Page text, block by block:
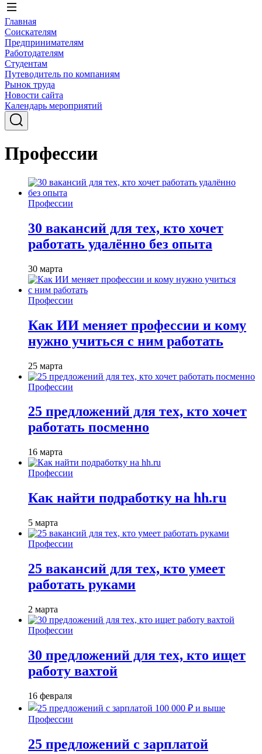
Главная
Соискателям
Предпринимателям
Работодателям
Студентам
Путеводитель по компаниям
Рынок труда
Новости сайта
Календарь мероприятий
Профессии
Профессии
30 вакансий для тех, кто хочет
работать удалённо без опыта
30 марта
Профессии
Как ИИ меняет профессии и кому
нужно учиться с ним работать
25 марта
Профессии
25 предложений для тех, кто хочет
работать посменно
16 марта
Профессии
Как найти подработку на hh.ru
5 марта
Профессии
25 вакансий для тех, кто умеет
работать руками
2 марта
Профессии
30 предложений для тех, кто ищет
работу вахтой
16 февраля
Профессии
25 предложений с зарплатой